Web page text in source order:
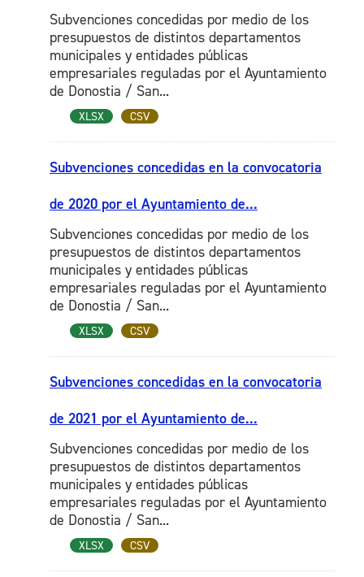
Subvenciones concedidas por medio de los
presupuestos de distintos departamentos
municipales y entidades públicas
empresariales reguladas por el Ayuntamiento
de Donostia / San...
XLSX CSV
Subvenciones concedidas en la convocatoria
de 2020 por el Ayuntamiento de...
Subvenciones concedidas por medio de los
presupuestos de distintos departamentos
municipales y entidades públicas
empresariales reguladas por el Ayuntamiento
de Donostia / San...
XLSX CSV
Subvenciones concedidas en la convocatoria
de 2021 por el Ayuntamiento de...
Subvenciones concedidas por medio de los
presupuestos de distintos departamentos
municipales y entidades públicas
empresariales reguladas por el Ayuntamiento
de Donostia / San...
XLSX CSV